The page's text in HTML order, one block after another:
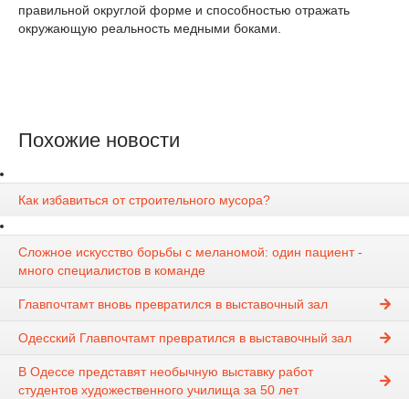
правильной округлой форме и способностью отражать
окружающую реальность медными боками.
Похожие новости
Как избавиться от строительного мусора?
Сложное искусство борьбы с меланомой: один пациент -
много специалистов в команде
Главпочтамт вновь превратился в выставочный зал
Одесский Главпочтамт превратился в выставочный зал
В Одессе представят необычную выставку работ
студентов художественного училища за 50 лет